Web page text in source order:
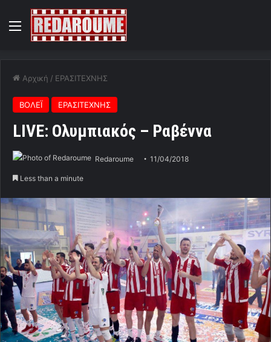
Menu
Αρχική / ΕΡΑΣΙΤΕΧΝΗΣ
ΒΟΛΕΪ ΕΡΑΣΙΤΕΧΝΗΣ
LIVE: Ολυμπιακός – Ραβέννα
Redaroume 11/04/2018
Less than a minute